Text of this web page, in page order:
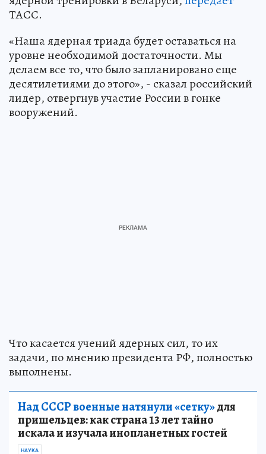
ТАСС.
«Наша ядерная триада будет оставаться на
уровне необходимой достаточности. Мы
делаем все то, что было запланировано еще
десятилетиями до этого», - сказал российский
лидер, отвергнув участие России в гонке
вооружений.
Что касается учений ядерных сил, то их
задачи, по мнению президента РФ, полностью
выполнены.
Над СССР военные натянули «сетку»для
пришельцев: как страна 13 лет тайно
искала и изучала инопланетных гостей
НАУКА